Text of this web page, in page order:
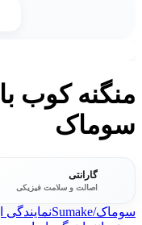
سوماک
گارانتی
اصالت و سلامت فیزیکی
سوماک/Sumake نمایندگی